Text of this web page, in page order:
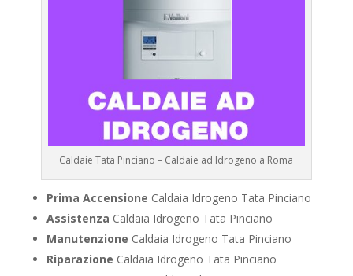
Caldaie Tata Pinciano – Caldaie ad Idrogeno a Roma
Prima Accensione Caldaia Idrogeno Tata Pinciano
Assistenza Caldaia Idrogeno Tata Pinciano
Manutenzione Caldaia Idrogeno Tata Pinciano
Riparazione Caldaia Idrogeno Tata Pinciano